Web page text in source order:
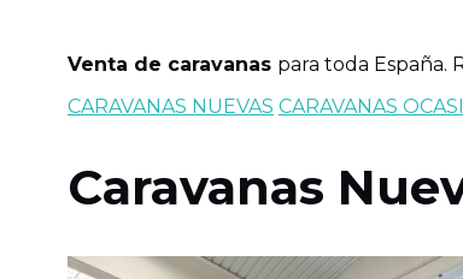
Venta de caravanas para toda España.
CARAVANAS NUEVAS CARAVANAS
Caravanas